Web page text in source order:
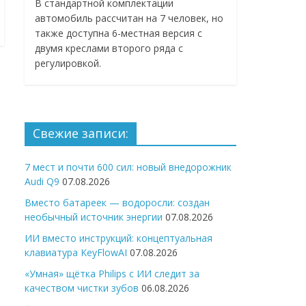
В стандартной комплектации
автомобиль рассчитан на 7 человек, но
также доступна 6-местная версия с
двумя креслами второго ряда с
регулировкой.
Свежие записи:
7 мест и почти 600 сил: новый внедорожник
Audi Q9 07.08.2026
Вместо батареек — водоросли: создан
необычный источник энергии 07.08.2026
ИИ вместо инструкций: концептуальная
клавиатура KeyFlowAI 07.08.2026
«Умная» щётка Philips с ИИ следит за
качеством чистки зубов 06.08.2026